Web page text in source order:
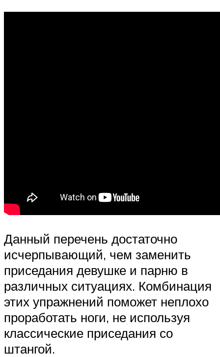
Данный перечень достаточно
исчерпывающий, чем заменить
приседания девушке и парню в
различных ситуациях. Комбинация
этих упражнений поможет неплохо
проработать ноги, не используя
классические приседания со
штангой.